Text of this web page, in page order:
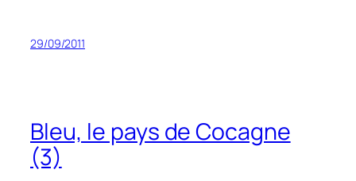
29/09/2011
Bleu, le pays de Cocagne
(3)